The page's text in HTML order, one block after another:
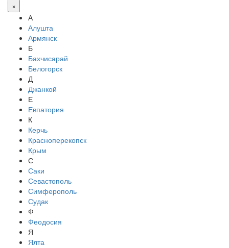
×
А
Алушта
Армянск
Б
Бахчисарай
Белогорск
Д
Джанкой
Е
Евпатория
К
Керчь
Красноперекопск
Крым
С
Саки
Севастополь
Симферополь
Судак
Ф
Феодосия
Я
Ялта